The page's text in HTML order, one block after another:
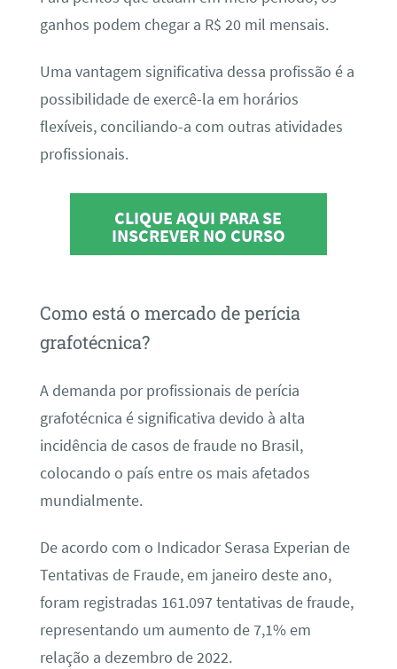
ganhos podem chegar a R$ 20 mil mensais.
Uma vantagem significativa dessa profissão é a
possibilidade de exercê-la em horários
flexíveis, conciliando-a com outras atividades
profissionais.
CLIQUE AQUI PARA SE
INSCREVER NO CURSO
Como está o mercado de perícia
grafotécnica?
A demanda por profissionais de perícia
grafotécnica é significativa devido à alta
incidência de casos de fraude no Brasil,
colocando o país entre os mais afetados
mundialmente.
De acordo com o Indicador Serasa Experian de
Tentativas de Fraude, em janeiro deste ano,
foram registradas 161.097 tentativas de fraude,
representando um aumento de 7,1% em
relação a dezembro de 2022.